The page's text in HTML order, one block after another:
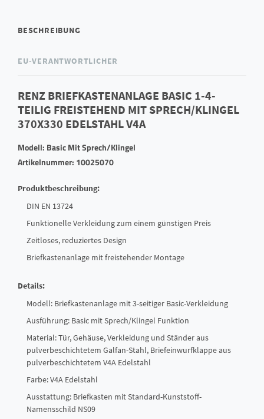
BESCHREIBUNG
EU-VERANTWORTLICHER
RENZ BRIEFKASTENANLAGE BASIC 1-4-
TEILIG FREISTEHEND MIT SPRECH/KLINGEL
370X330 EDELSTAHL V4A
Modell: Basic Mit Sprech/Klingel
Artikelnummer: 10025070
Produktbeschreibung:
DIN EN 13724
Funktionelle Verkleidung zum einem günstigen Preis
Zeitloses, reduziertes Design
Briefkastenanlage mit freistehender Montage
Details:
Modell: Briefkastenanlage mit 3-seitiger Basic-Verkleidung
Ausführung: Basic mit Sprech/Klingel Funktion
Material: Tür, Gehäuse, Verkleidung und Ständer aus
pulverbeschichtetem Galfan-Stahl, Briefeinwurfklappe aus
pulverbeschichtetem V4A Edelstahl
Farbe: V4A Edelstahl
Ausstattung: Briefkasten mit Standard-Kunststoff-
Namensschild NS09